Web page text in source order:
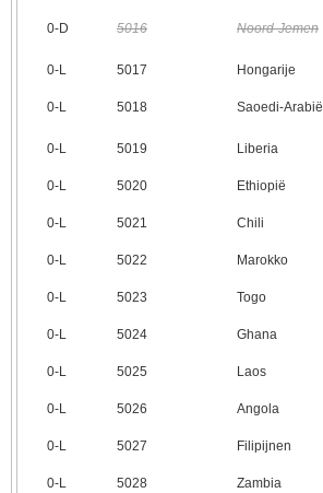
0‑D 5016 Noord-Jemen
0‑L 5017 Hongarije
0‑L 5018 Saoedi-Arabië
0‑L 5019 Liberia
0‑L 5020 Ethiopië
0‑L 5021 Chili
0‑L 5022 Marokko
0‑L 5023 Togo
0‑L 5024 Ghana
0‑L 5025 Laos
0‑L 5026 Angola
0‑L 5027 Filipijnen
0‑L 5028 Zambia